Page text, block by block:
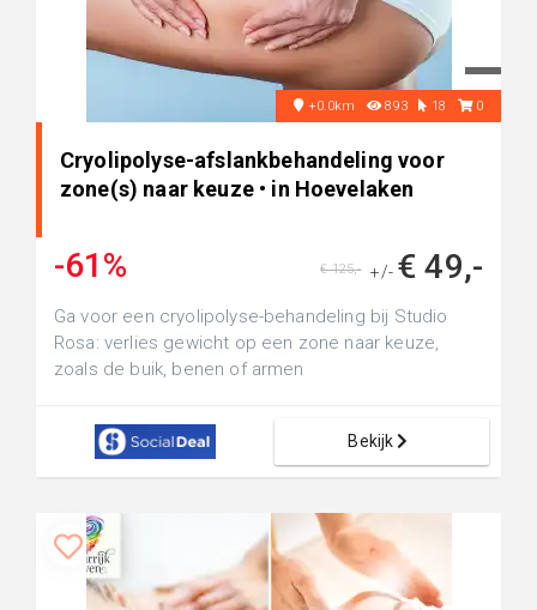
+0.0km 893 18 0
Cryolipolyse-afslankbehandeling voor
zone(s) naar keuze • in Hoevelaken
-61% +/- € 49,-
€ 125,-
Ga voor een cryolipolyse-behandeling bij Studio
Rosa: verlies gewicht op een zone naar keuze,
zoals de buik, benen of armen
Bekijk